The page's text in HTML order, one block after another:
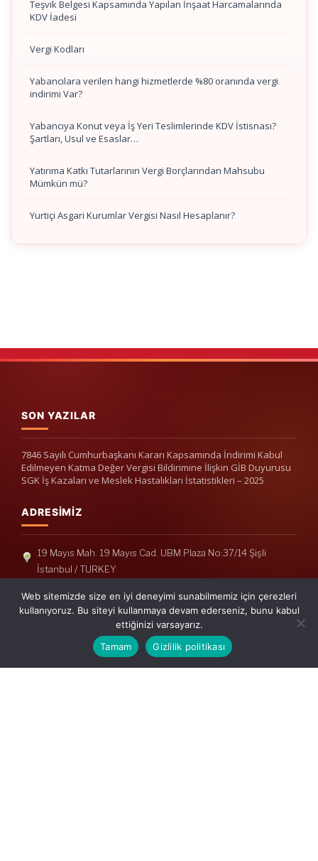
Teşvik Belgesi Kapsamında Yapılan İnşaat Harcamalarında
KDV İadesi
Vergi Kodları
Yabancılara verilen hangi hizmetlerde %80 oranında vergi
indirimi Var?
Yabancıya Konut veya İş Yeri Teslimlerinde KDV İstisnası?
Şartları, Usul ve Esaslar…
Yatırıma Katkı Tutarlarının Vergi Borçlarından Mahsubu
Mümkün mü?
Yurtiçi Asgari Kurumlar Vergisi Nasıl Hesaplanır?
SON YAZILAR
7846 Sayılı Cumhurbaşkanı Kararı Kapsamında İndirimi Kabul
Edilmeyen Katma Değer Vergisi Bildirimine İlişkin GİB Duyurusu
SGK İş Kazaları ve Meslek Hastalıkları İstatistikleri – 2025
ADRESIMIZ
19 Mayıs Mah. 19 Mayıs Cad. UBM Plaza No:37/14 Şişli
İstanbul / TURKEY
Telefon: +90(212) 240 33 39
Telefon: +90(212) 248 19 36
info@erisymm.com
Web sitemizde size en iyi deneyimi sunabilmemiz için çerezleri
kullanıyoruz. Bu siteyi kullanmaya devam ederseniz, bunu kabul
ettiğinizi varsayarız.
Tamam
Gizlilik politikası